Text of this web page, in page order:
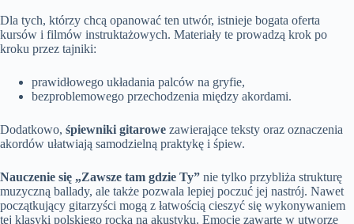
Dla tych, którzy chcą opanować ten utwór, istnieje bogata oferta
kursów i filmów instruktażowych. Materiały te prowadzą krok po
kroku przez tajniki:
prawidłowego układania palców na gryfie,
bezproblemowego przechodzenia między akordami.
Dodatkowo, śpiewniki gitarowe zawierające teksty oraz oznaczenia
akordów ułatwiają samodzielną praktykę i śpiew.
Nauczenie się „Zawsze tam gdzie Ty” nie tylko przybliża strukturę
muzyczną ballady, ale także pozwala lepiej poczuć jej nastrój. Nawet
początkujący gitarzyści mogą z łatwością cieszyć się wykonywaniem
tej klasyki polskiego rocka na akustyku. Emocje zawarte w utworze